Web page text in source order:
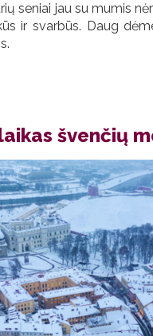
seniai jau su mumis
ir svarbūs. Daug
švenčių